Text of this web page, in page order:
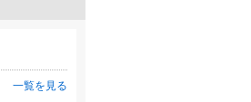
一覧を見る